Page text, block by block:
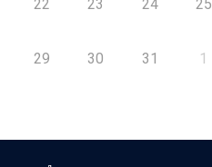
22 23 24 25
29 30 31 1